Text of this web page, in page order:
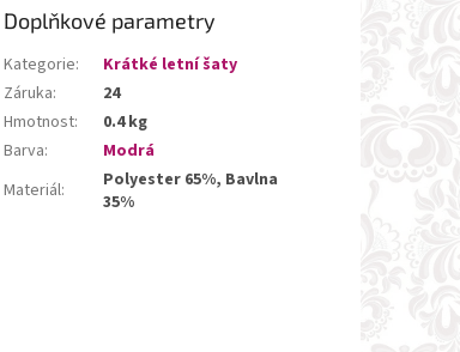
Doplňkové parametry
Kategorie:
Krátké letní šaty
Záruka:
24
Hmotnost:
0.4 kg
Barva:
Modrá
Materiál:
Polyester 65%, Bavlna
35%